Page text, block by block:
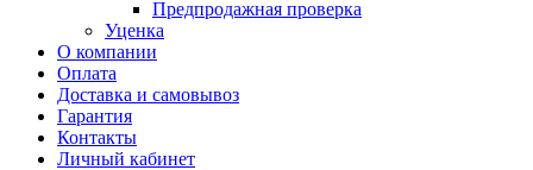
Предпродажная проверка
Уценка
О компании
Оплата
Доставка и самовывоз
Гарантия
Контакты
Личный кабинет